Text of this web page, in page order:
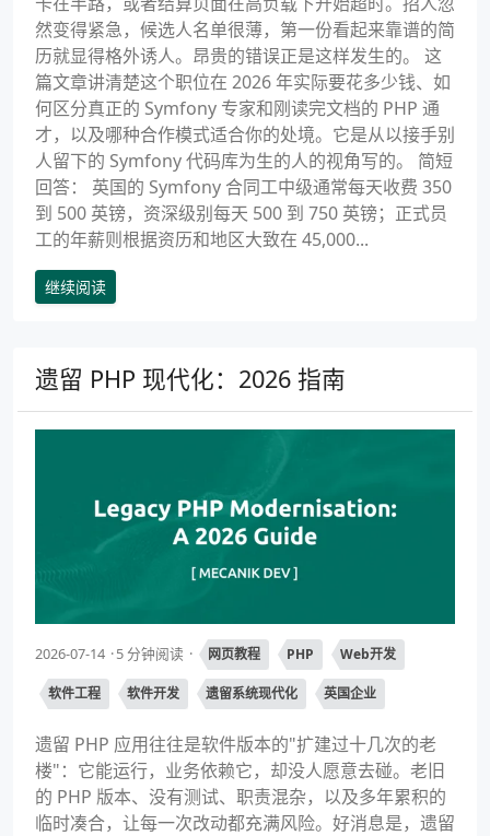
然变得紧急，候选人名单很薄，第一份看起来靠谱的简
历就显得格外诱人。昂贵的错误正是这样发生的。 这
篇文章讲清楚这个职位在 2026 年实际要花多少钱、如
何区分真正的 Symfony 专家和刚读完文档的 PHP 通
才，以及哪种合作模式适合你的处境。它是从以接手别
人留下的 Symfony 代码库为生的人的视角写的。 简短
回答： 英国的 Symfony 合同工中级通常每天收费 350
到 500 英镑，资深级别每天 500 到 750 英镑；正式员
工的年薪则根据资历和地区大致在 45,000...
继续阅读
遗留 PHP 现代化：2026 指南
2026-07-14 5 分钟阅读 网页教程 PHP Web开发
软件工程 软件开发 遗留系统现代化 英国企业
遗留 PHP 应用往往是软件版本的"扩建过十几次的老
楼"：它能运行，业务依赖它，却没人愿意去碰。老旧
的 PHP 版本、没有测试、职责混杂，以及多年累积的
临时凑合，让每一次改动都充满风险。好消息是，遗留